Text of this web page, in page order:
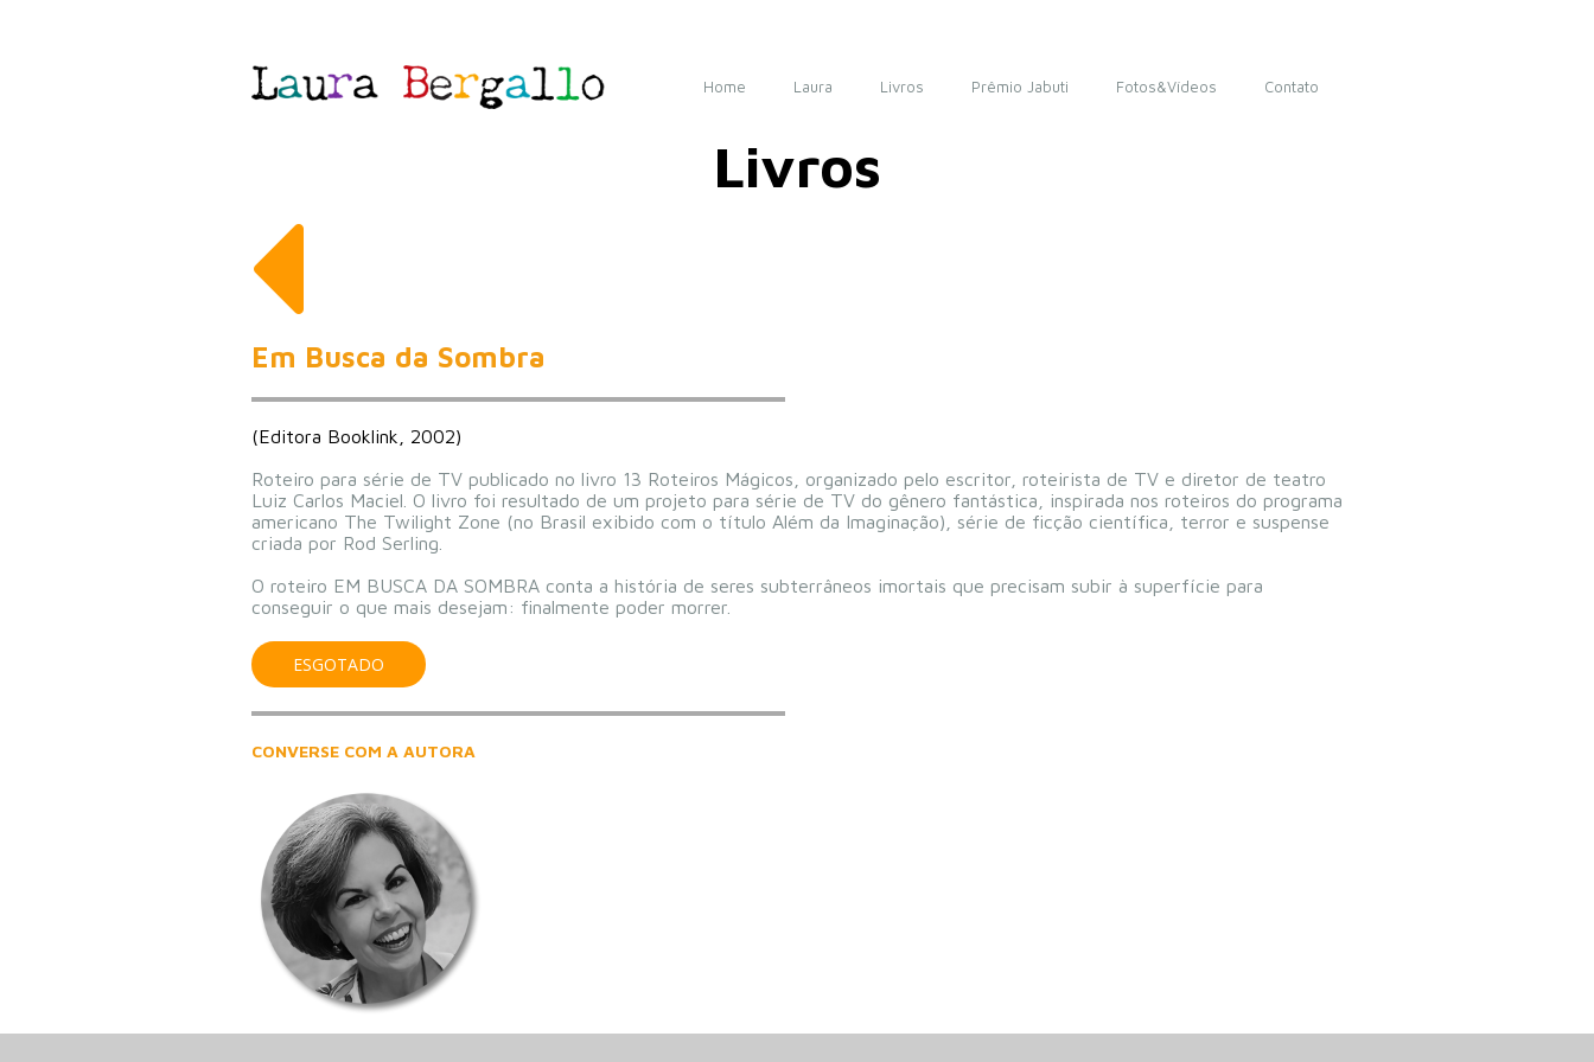
Home Laura Livros Prêmio Jabuti Fotos&Vídeos Contato
Livros
Em Busca da Sombra
(Editora Booklink, 2002)
Roteiro para série de TV publicado no livro 13 Roteiros Mágicos, organizado pelo escritor, roteirista de TV e diretor de teatro
Luiz Carlos Maciel. O livro foi resultado de um projeto para série de TV do gênero fantástica, inspirada nos roteiros do programa
americano The Twilight Zone (no Brasil exibido com o título Além da Imaginação), série de ficção científica, terror e suspense
criada por Rod Serling.
O roteiro EM BUSCA DA SOMBRA conta a história de seres subterrâneos imortais que precisam subir à superfície para
conseguir o que mais desejam: finalmente poder morrer.
ESGOTADO
CONVERSE COM A AUTORA